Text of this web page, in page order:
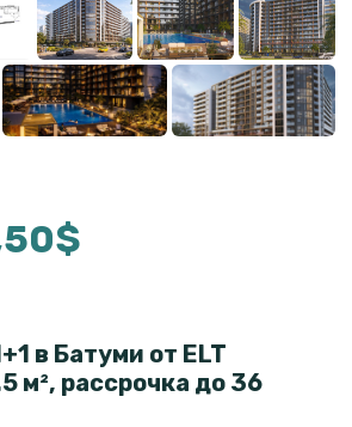
в Батуми от ELT
м², рассрочка до 36